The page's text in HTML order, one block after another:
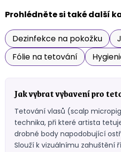
d
a
c
í
p
r
k
y
v
ý
p
i
Prohlédněte si také další
Dezinfekce na pokožku
Fólie na tetování
Jak vybrat vybavení pro
Tetování vlasů (scalp
technika, při které artista
drobné body napodobující
Slouží k vizuálnímu zahuštění